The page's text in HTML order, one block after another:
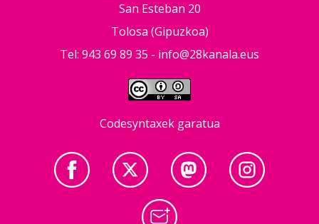
San Esteban 20
Tolosa (Gipuzkoa)
Tel: 943 69 89 35 - info@28kanala.eus
Codesyntaxek garatua